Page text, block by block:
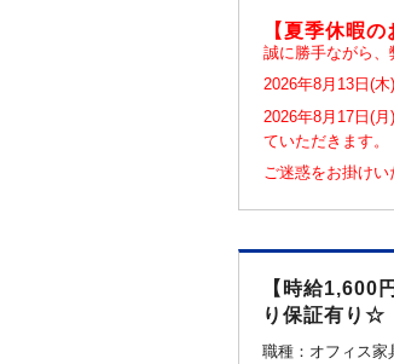
【夏季休暇の
誠に勝手ながら、
2026年8月13日(
2026年8月17日(
ていただきます。
ご迷惑をお掛けい
【時給1,600
り保証有り☆
職種：オフィス家